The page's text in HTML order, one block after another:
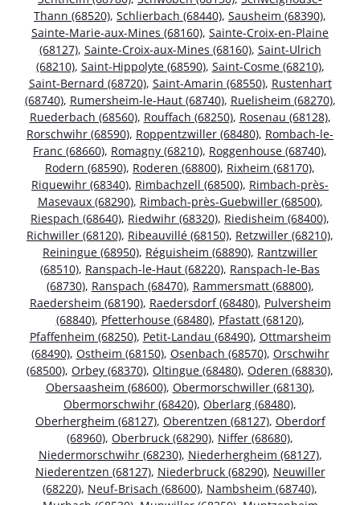
Thann (68520), Schlierbach (68440), Sausheim (68390),
Sainte-Marie-aux-Mines (68160), Sainte-Croix-en-Plaine
(68127), Sainte-Croix-aux-Mines (68160), Saint-Ulrich
(68210), Saint-Hippolyte (68590), Saint-Cosme (68210),
Saint-Bernard (68720), Saint-Amarin (68550), Rustenhart
(68740), Rumersheim-le-Haut (68740), Ruelisheim (68270),
Ruederbach (68560), Rouffach (68250), Rosenau (68128),
Rorschwihr (68590), Roppentzwiller (68480), Rombach-le-
Franc (68660), Romagny (68210), Roggenhouse (68740),
Rodern (68590), Roderen (68800), Rixheim (68170),
Riquewihr (68340), Rimbachzell (68500), Rimbach-près-
Masevaux (68290), Rimbach-près-Guebwiller (68500),
Riespach (68640), Riedwihr (68320), Riedisheim (68400),
Richwiller (68120), Ribeauvillé (68150), Retzwiller (68210),
Reiningue (68950), Réguisheim (68890), Rantzwiller
(68510), Ranspach-le-Haut (68220), Ranspach-le-Bas
(68730), Ranspach (68470), Rammersmatt (68800),
Raedersheim (68190), Raedersdorf (68480), Pulversheim
(68840), Pfetterhouse (68480), Pfastatt (68120),
Pfaffenheim (68250), Petit-Landau (68490), Ottmarsheim
(68490), Ostheim (68150), Osenbach (68570), Orschwihr
(68500), Orbey (68370), Oltingue (68480), Oderen (68830),
Obersaasheim (68600), Obermorschwiller (68130),
Obermorschwihr (68420), Oberlarg (68480),
Oberhergheim (68127), Oberentzen (68127), Oberdorf
(68960), Oberbruck (68290), Niffer (68680),
Niedermorschwihr (68230), Niederhergheim (68127),
Niederentzen (68127), Niederbruck (68290), Neuwiller
(68220), Neuf-Brisach (68600), Nambsheim (68740),